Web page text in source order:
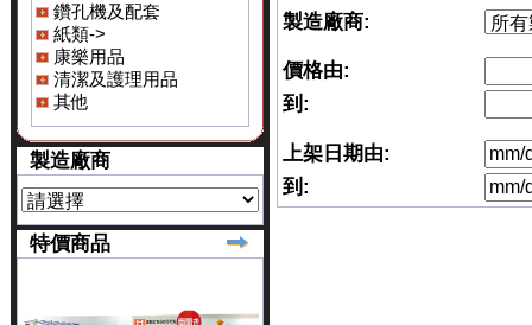
鑽孔機及配套
紙類->
康樂用品
清潔及護理用品
其他
製造廠商
特價商品
製造廠商:
價格由:
到:
上架日期由:
到: